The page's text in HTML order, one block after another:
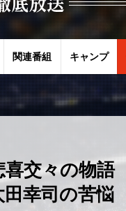
関連番組 キャンプ
交々の物語
幸司の苦悩